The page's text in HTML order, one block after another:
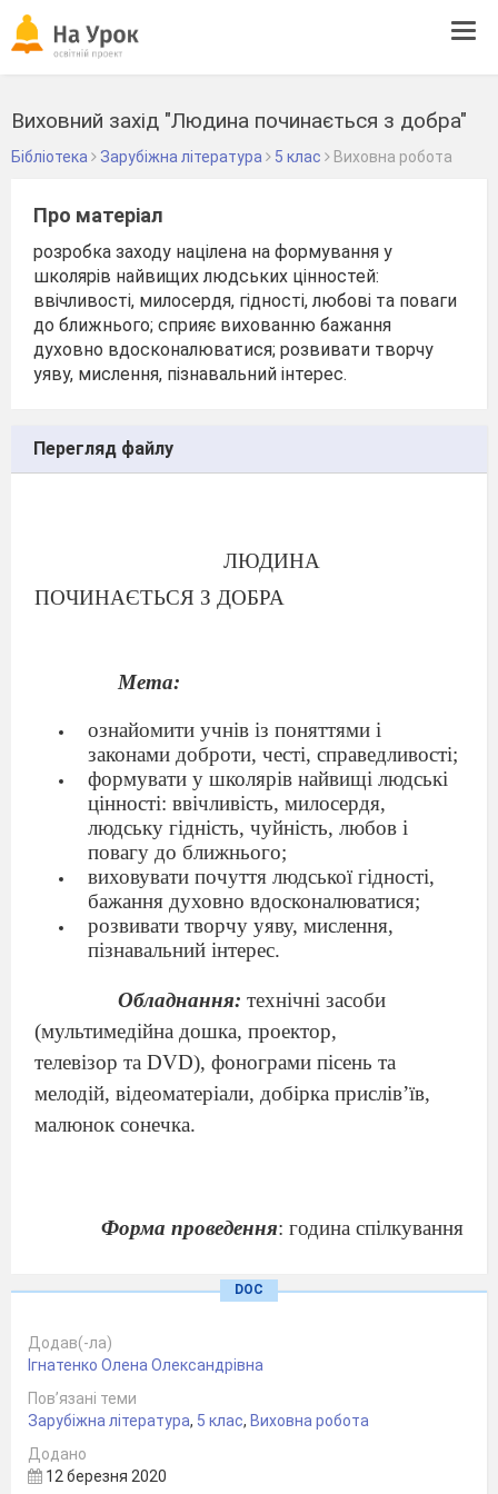
Виховний захід "Людина починається з добра"
Бібліотека Зарубіжна література 5 клас Виховна робота
Про матеріал
розробка заходу націлена на формування у
школярів найвищих людських цінностей:
ввічливості, милосердя, гідності, любові та поваги
до ближнього; сприяє вихованню бажання
духовно вдосконалюватися; розвивати творчу
уяву, мислення, пізнавальний інтерес.
Перегляд файлу
ЛЮДИНА
ПОЧИНАЄТЬСЯ З ДОБРА
Мета:
ознайомити учнів із поняттями і
законами доброти, честі, справедливості;
формувати у школярів найвищі людські
цінності: ввічливість, милосердя,
людську гідність, чуйність, любов і
повагу до ближнього;
виховувати почуття людської гідності,
бажання духовно вдосконалюватися;
розвивати творчу уяву, мислення,
пізнавальний інтерес.
Обладнання: технічні засоби
(мультимедійна дошка, проектор,
телевізор та DVD), фонограми пісень та
мелодій, відеоматеріали, добірка прислів’їв,
малюнок сонечка.
Форма проведення: година спілкування
Хід заняття:
Учитель.
прошу Вас хвилинку постояти. Хай першими
сядуть уважність та щирість, другими –
сердечність та чуйність, а згодом – доброта та
милосердя. Ви завагалися? А чому? Я не
випадково зупинила
DOC
Додав(-ла)
Ігнатенко Олена Олександрівна
Пов’язані теми
Зарубіжна література, 5 клас, Виховна робота
Додано
12 березня 2020